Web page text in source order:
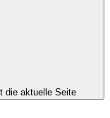
die aktuelle Seite